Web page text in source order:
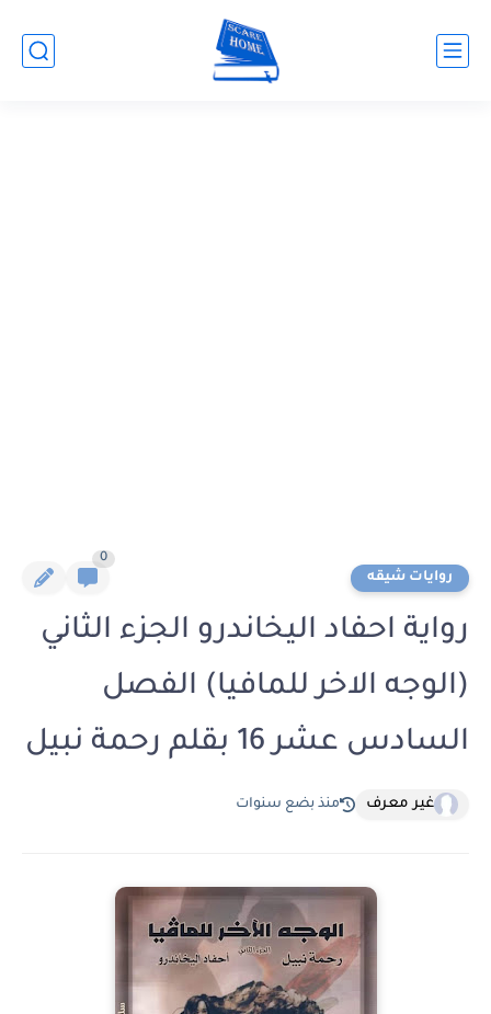
روايات شيقه
0
رواية احفاد اليخاندرو الجزء الثاني
(الوجه الاخر للمافيا) الفصل
السادس عشر 16 بقلم رحمة نبيل
غير معرف منذ بضع سنوات